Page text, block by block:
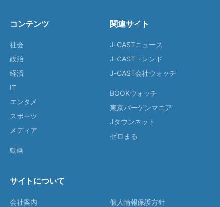
コンテンツ
社会
政治
経済
IT
エンタメ
スポーツ
メディア
動画
関連サイト
J-CASTニュース
J-CASTトレンド
J-CAST会社ウォッチ
BOOKウォッチ
東京バーゲンマニア
Jタウンネット
ゼロまる
サイトについて
会社案内 個人情報保護方針